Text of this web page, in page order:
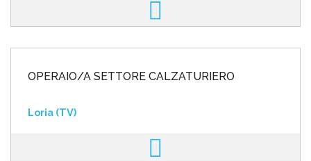
OPERAIO/A SETTORE CALZATURIERO
Loria (TV)